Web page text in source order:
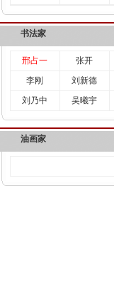
书法家
邢占一 张开
李刚
刘新德
刘乃中
吴曦宇
油画家